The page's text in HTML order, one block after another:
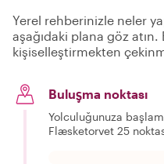
Yerel rehberinizle neler
aşağıdaki plana göz
kişiselleştirmekten
Buluşma noktası
Yolculuğunuza
Flæsketorvet 25